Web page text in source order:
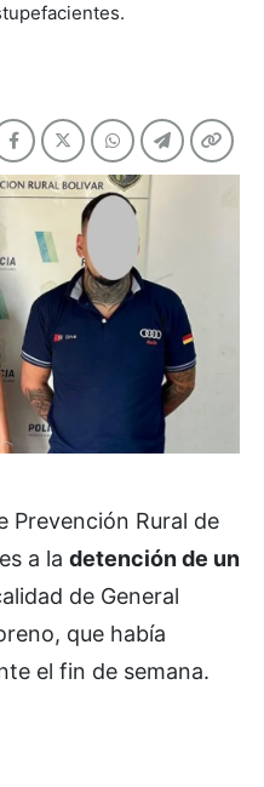
Prevención Rural de
a la detención de un
de General
que había
el fin de semana.